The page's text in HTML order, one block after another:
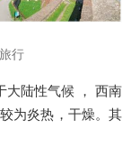
行
大陆性气候 ， 西南
为炎热，干燥。其